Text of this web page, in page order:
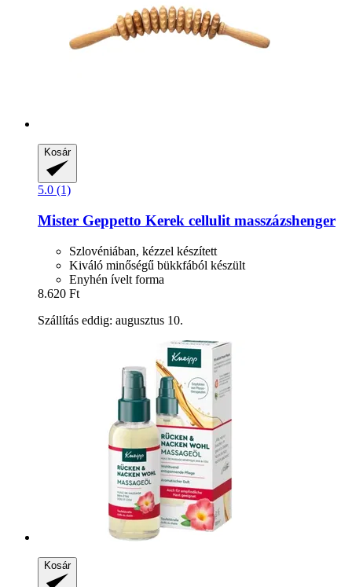
Kosár
5.0 (1)
Mister Geppetto Kerek cellulit masszázshenger
Szlovéniában, kézzel készített
Kiváló minőségű bükkfából készült
Enyhén ívelt forma
8.620 Ft
Szállítás eddig: augusztus 10.
Kosár